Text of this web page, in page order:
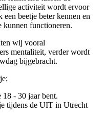
activiteit wordt ervoor
beetje beter kennen en
functioneren.
wij vooral
mentaliteit, verder wordt
bijgebracht.
18 - 30 jaar bent.
tijdens de UIT in Utrecht